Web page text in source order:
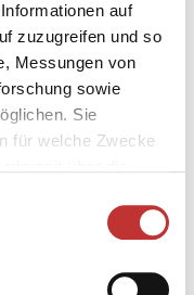
auf
zuzugreifen und so
Messungen von
sowie
Sie
für welche Zwecke